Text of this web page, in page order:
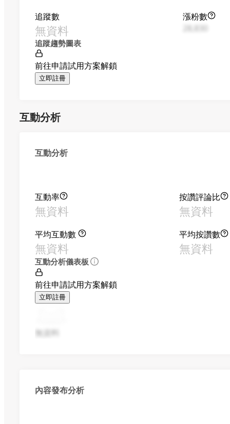
追蹤數
無資料
漲粉數
追蹤趨勢圖表
前往申請試用方案解鎖
立即註冊
互動分析
互動分析
互動率
無資料
按讚評論比
無資料
平均互動數
無資料
平均按讚數
無資料
互動分析儀表板
前往申請試用方案解鎖
立即註冊
無資料
內容發布分析